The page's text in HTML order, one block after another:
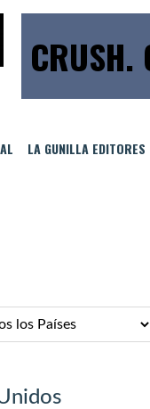
CRUSH.
LA GUNILLA EDITORES